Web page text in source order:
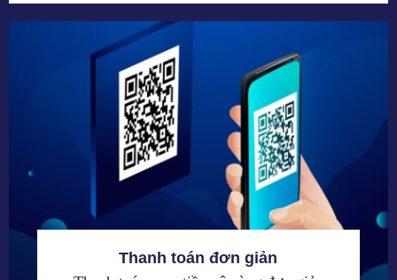
Thanh toán đơn giản